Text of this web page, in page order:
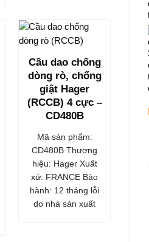
Cầu dao chống
dòng rò, chống
giật Hager
(RCCB) 4 cực –
CD480B
Mã sản phẩm:
CD480B Thương
hiệu: Hager Xuất
xứ: FRANCE Bảo
hành: 12 tháng lỗi
do nhà sản xuất